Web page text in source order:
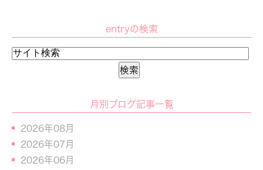
entryの検索
月別ブログ記事一覧
2026年08月
2026年07月
2026年06月